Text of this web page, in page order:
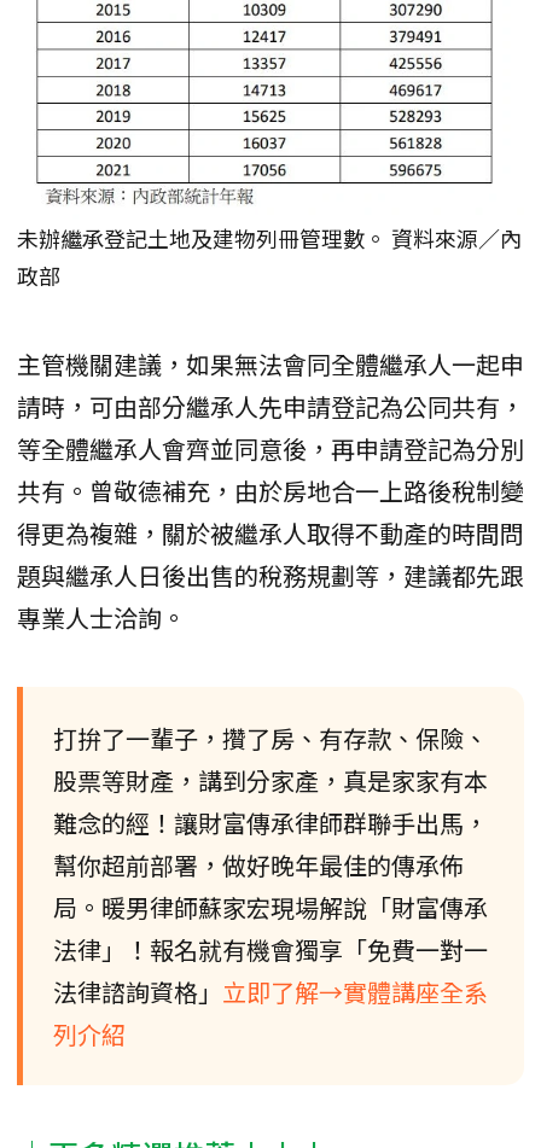
未辦繼承登記土地及建物列冊管理數。 資料來源／內
政部
主管機關建議，如果無法會同全體繼承人一起申
請時，可由部分繼承人先申請登記為公同共有，
等全體繼承人會齊並同意後，再申請登記為分別
共有。曾敬德補充，由於房地合一上路後稅制變
得更為複雜，關於被繼承人取得不動產的時間問
題與繼承人日後出售的稅務規劃等，建議都先跟
專業人士洽詢。
打拚了一輩子，攢了房、有存款、保險、
股票等財產，講到分家產，真是家家有本
難念的經！讓財富傳承律師群聯手出馬，
幫你超前部署，做好晚年最佳的傳承佈
局。暖男律師蘇家宏現場解說「財富傳承
法律」！報名就有機會獨享「免費一對一
法律諮詢資格」 立即了解→實體講座全系
列介紹